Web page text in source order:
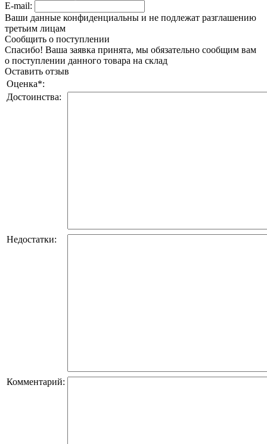
E-mail:
Ваши данные конфиденциальны и не подлежат разглашению
третьим лицам
Сообщить о поступлении
Спасибо! Ваша заявка принята, мы обязательно сообщим вам
о поступлении данного товара на склад
Оставить отзыв
Оценка*:
Достоинства:
Недостатки:
Комментарий: